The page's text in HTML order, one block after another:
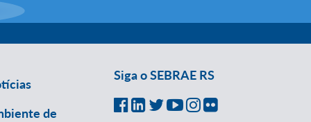
de
Siga o SEBRAE RS